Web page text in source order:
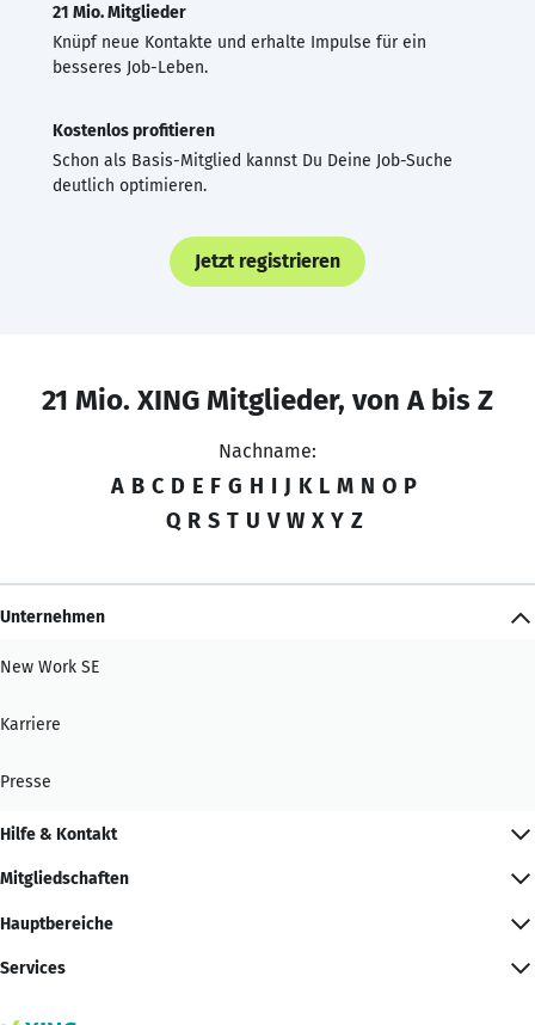
21 Mio. Mitglieder
Knüpf neue Kontakte und erhalte Impulse für ein
besseres Job-Leben.
Kostenlos profitieren
Schon als Basis-Mitglied kannst Du Deine Job-Suche
deutlich optimieren.
Jetzt registrieren
21 Mio. XING Mitglieder, von A bis Z
Nachname:
A B C D E F G H I J K L M N O P
Q R S T U V W X Y Z
Unternehmen
New Work SE
Karriere
Presse
Hilfe & Kontakt
Mitgliedschaften
Hauptbereiche
Services